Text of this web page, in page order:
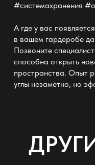
#системахранения
А где у вас
в вашем гардеробе
Позвоните
способна открыть
пространства. Опыт
углы незаметно, но